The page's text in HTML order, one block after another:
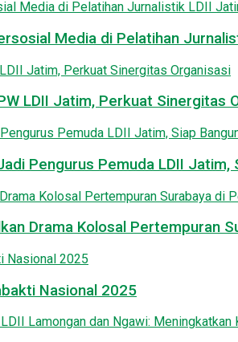
Media di Pelatihan
LDII Jatim, Perkuat Sinergitas
Pengurus Pemuda LDII
Drama Kolosal Pertempuran
Nasional 2025